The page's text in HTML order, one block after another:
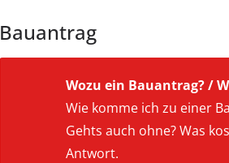
Bauantrag
Wozu ein Bauantrag? /
Wie komme ich zu einer
Gehts auch ohne? Was
Antwort.